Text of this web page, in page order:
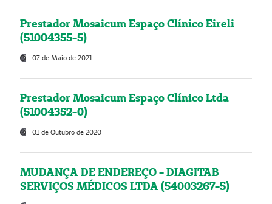
Prestador Mosaicum Espaço Clínico Eireli
(51004355-5)
07 de Maio de 2021
Prestador Mosaicum Espaço Clínico Ltda
(51004352-0)
01 de Outubro de 2020
MUDANÇA DE ENDEREÇO - DIAGITAB
SERVIÇOS MÉDICOS LTDA (54003267-5)